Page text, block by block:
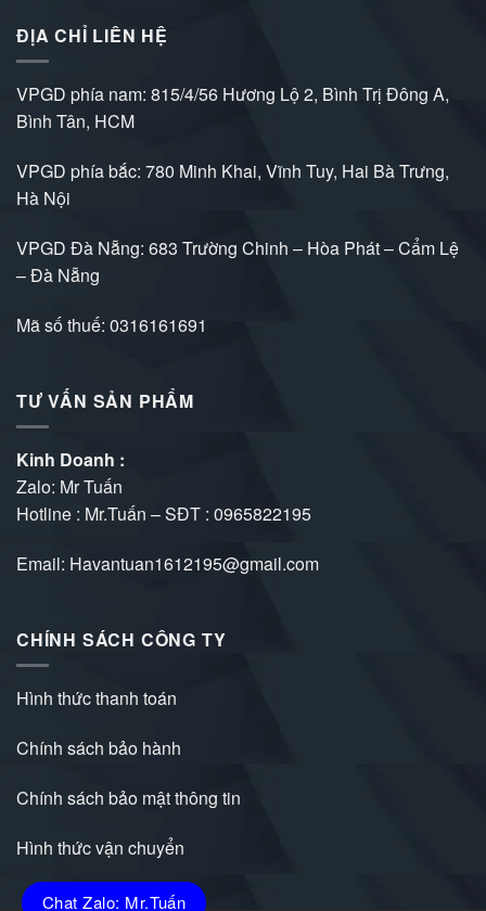
ĐỊA CHỈ LIÊN HỆ
VPGD phía nam: 815/4/56 Hương Lộ 2, Bình Trị Đông A,
Bình Tân, HCM
VPGD phía bắc: 780 Minh Khai, Vĩnh Tuy, Hai Bà Trưng,
Hà Nội
VPGD Đà Nẵng: 683 Trường Chinh – Hòa Phát – Cẩm Lệ
– Đà Nẵng
Mã số thuế: 0316161691
TƯ VẤN SẢN PHẨM
Kinh Doanh :
Zalo: Mr Tuấn
Hotline : Mr.Tuấn – SĐT : 0965822195
Email: Havantuan1612195@gmail.com
CHÍNH SÁCH CÔNG TY
Hình thức thanh toán
Chính sách bảo hành
Chính sách bảo mật thông tin
Hình thức vận chuyển
Chat Zalo: Mr.Tuấn